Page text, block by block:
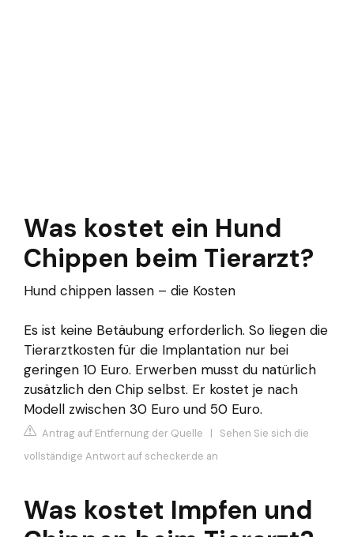
Was kostet ein Hund
Chippen beim Tierarzt?
Hund chippen lassen – die Kosten
Es ist keine Betäubung erforderlich. So liegen die
Tierarztkosten für die Implantation nur bei
geringen 10 Euro. Erwerben musst du natürlich
zusätzlich den Chip selbst. Er kostet je nach
Modell zwischen 30 Euro und 50 Euro.
Antrag auf Entfernung der Quelle | Sehen Sie sich die
vollständige Antwort auf schecker.de an
Was kostet Impfen und